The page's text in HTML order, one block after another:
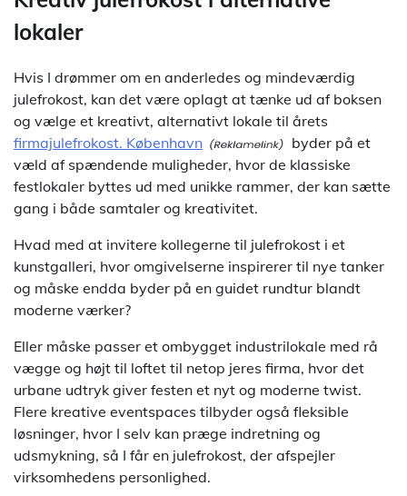
lokaler
Hvis I drømmer om en anderledes og mindeværdig
julefrokost, kan det være oplagt at tænke ud af boksen
og vælge et kreativt, alternativt lokale til årets
firmajulefrokost. København
byder på et
væld af spændende muligheder, hvor de klassiske
festlokaler byttes ud med unikke rammer, der kan sætte
gang i både samtaler og kreativitet.
Hvad med at invitere kollegerne til julefrokost i et
kunstgalleri, hvor omgivelserne inspirerer til nye tanker
og måske endda byder på en guidet rundtur blandt
moderne værker?
Eller måske passer et ombygget industrilokale med rå
vægge og højt til loftet til netop jeres firma, hvor det
urbane udtryk giver festen et nyt og moderne twist.
Flere kreative eventspaces tilbyder også fleksible
løsninger, hvor I selv kan præge indretning og
udsmykning, så I får en julefrokost, der afspejler
virksomhedens personlighed.